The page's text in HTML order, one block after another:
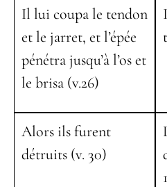
Il lui coupa le tendon
et le jarret, et l’épée
pénétra jusqu’à l’os et
le brisa (v.26)
Alors ils furent
détruits (v. 30)